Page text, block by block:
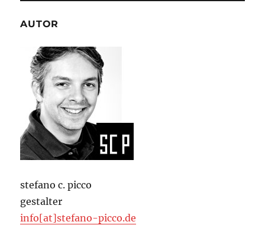
AUTOR
stefano c. picco
gestalter
info[at]stefano-picco.de